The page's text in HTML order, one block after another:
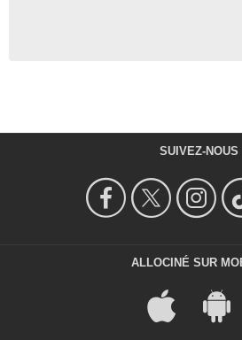
SUIVEZ-NOUS
ALLOCINÉ SUR